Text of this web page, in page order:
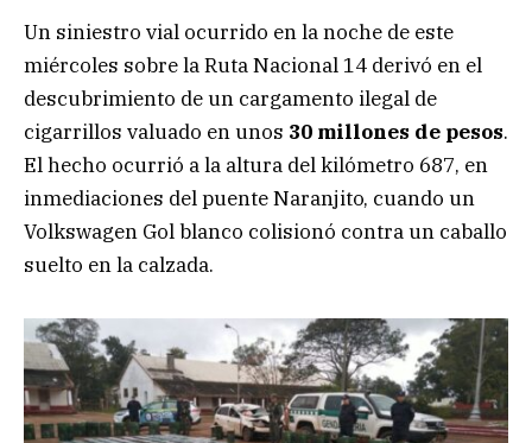
Un siniestro vial ocurrido en la noche de este
miércoles sobre la Ruta Nacional 14 derivó en el
descubrimiento de un cargamento ilegal de
cigarrillos valuado en unos 30 millones de pesos.
El hecho ocurrió a la altura del kilómetro 687, en
inmediaciones del puente Naranjito, cuando un
Volkswagen Gol blanco colisionó contra un caballo
suelto en la calzada.